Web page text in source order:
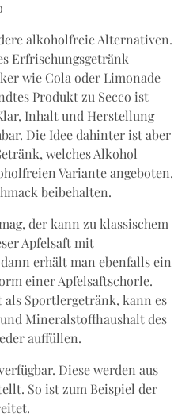
alkoholfreie Alternativen.
Erfrischungsgetränk
wie Cola oder Limonade
Produkt zu Secco ist
Inhalt und Herstellung
Die Idee dahinter ist aber
welches Alkohol
Variante angeboten.
beibehalten.
der kann zu klassischem
Apfelsaft mit
erhält man ebenfalls ein
einer Apfelsaftschorle.
als Sportlergetränk, kann es
Mineralstoffhaushalt des
auffüllen.
Diese werden aus
So ist zum Beispiel der